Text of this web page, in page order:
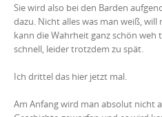
Sie wird also bei den Barden
dazu. Nicht alles was man weiß,
kann die Wahrheit ganz schön weh
schnell, leider trotzdem zu spät.
Ich drittel das hier jetzt mal.
Am Anfang wird man absolut nicht